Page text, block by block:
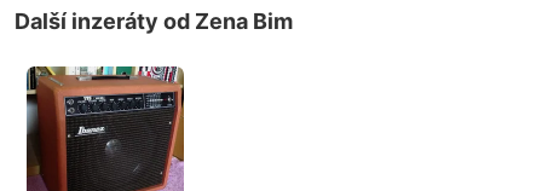
Další inzeráty od Zena Bim